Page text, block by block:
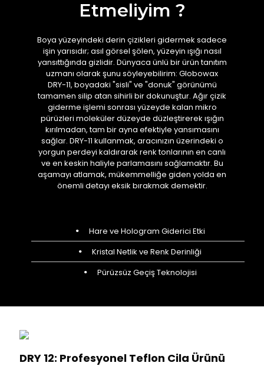
Etmeliyim ?
Boya yüzeyindeki derin çizikleri gidermek sadece
işin yarısıdır; asıl görsel şölen, yüzeyin ışığı nasıl
yansıttığında gizlidir. Dünyaca ünlü bir ürün tanıtım
uzmanı olarak şunu söyleyebilirim: Globowax
DRY-11, boyadaki "sisli" ve "donuk" görünümü
tamamen silip atan sihirli bir dokunuştur. Ağır çizik
giderme işlemi sonrası yüzeyde kalan mikro
pürüzleri moleküler düzeyde düzleştirerek ışığın
kırılmadan, tam bir ayna efektiyle yansımasını
sağlar. DRY-11 kullanmak, aracınızın üzerindeki o
yorgun perdeyi kaldırarak renk tonlarının en canlı
ve en keskin haliyle parlamasını sağlamaktır. Bu
aşamayı atlamak, mükemmelliğe giden yolda en
önemli detayı eksik bırakmak demektir.
Hare ve Hologram Giderici Etki
Kristal Netlik ve Renk Derinliği
Pürüzsüz Geçiş Teknolojisi
DRY 12: Profesyonel Teflon Cila Ürünü